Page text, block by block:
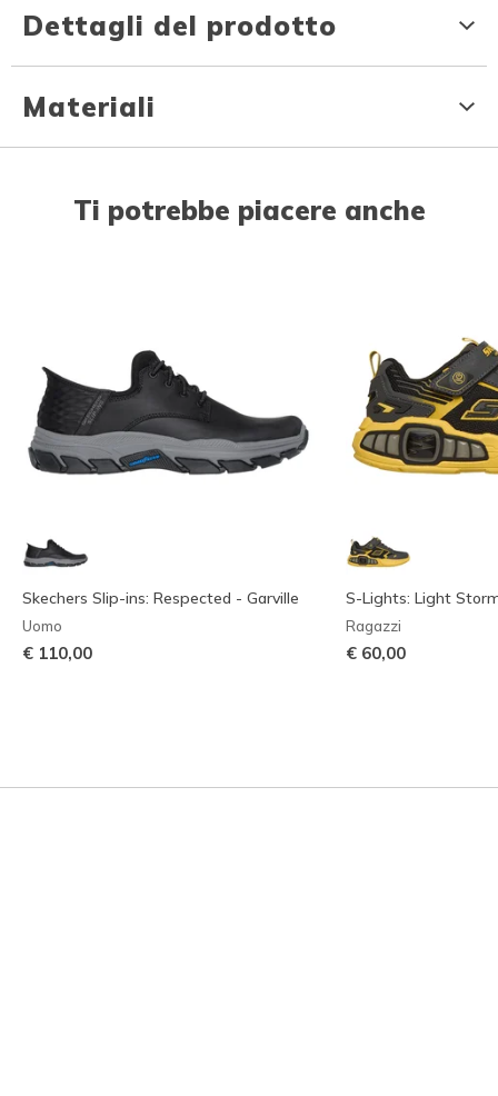
Dettagli del prodotto
Materiali
Ti potrebbe piacere anche
Skechers Slip-ins: Respected - Garville
Uomo
€ 110,00
S-Lights: Light
Ragazzi
€ 60,00